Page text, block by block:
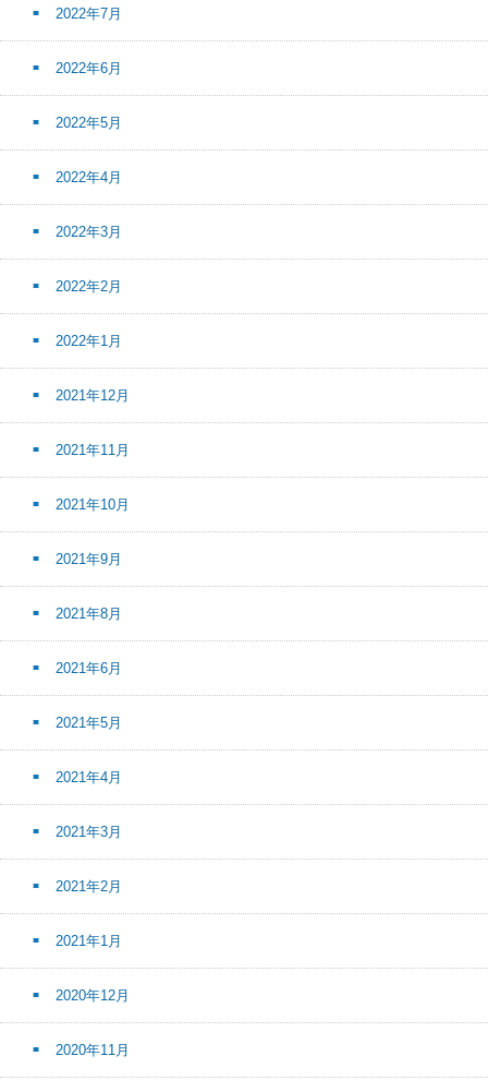
2022年7月
2022年6月
2022年5月
2022年4月
2022年3月
2022年2月
2022年1月
2021年12月
2021年11月
2021年10月
2021年9月
2021年8月
2021年6月
2021年5月
2021年4月
2021年3月
2021年2月
2021年1月
2020年12月
2020年11月